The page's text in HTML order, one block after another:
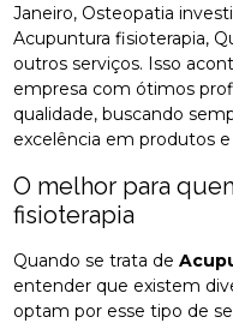
Janeiro, Osteopatia
Acupuntura fisioterapia,
outros serviços. Isso
empresa com ótimos
qualidade, buscando
excelência em produtos e
O melhor para
fisioterapia
Quando se trata de
entender que existem
optam por esse tipo de